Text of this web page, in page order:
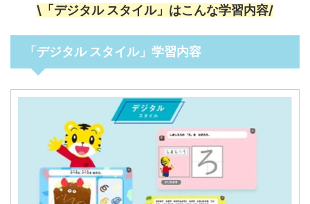
\「デジタル スタイル」はこんな学習内容/
「デジタル スタイル」学習内容